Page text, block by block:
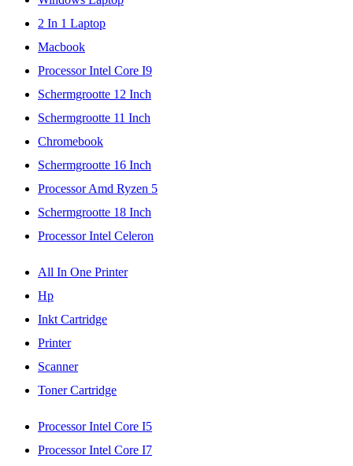
2 In 1 Laptop
Macbook
Processor Intel Core I9
Schermgrootte 12 Inch
Schermgrootte 11 Inch
Chromebook
Schermgrootte 16 Inch
Processor Amd Ryzen 5
Schermgrootte 18 Inch
Processor Intel Celeron
All In One Printer
Hp
Inkt Cartridge
Printer
Scanner
Toner Cartridge
Processor Intel Core I5
Processor Intel Core I7